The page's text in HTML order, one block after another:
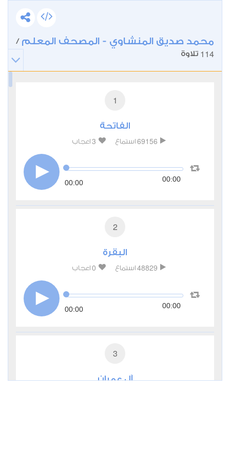
محمد صديق المنشاوي - المصحف المعلم /
114 تلاوة
1
الفاتحة
69156 استماع 3 اعجاب
00:00 00:00
2
البقرة
48829 استماع 0 اعجاب
00:00 00:00
3
آل عمران